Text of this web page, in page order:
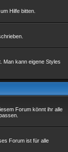
Hilfe bitten.
Man kann eigene Styles
Forum könnt ihr alle
Forum ist für alle